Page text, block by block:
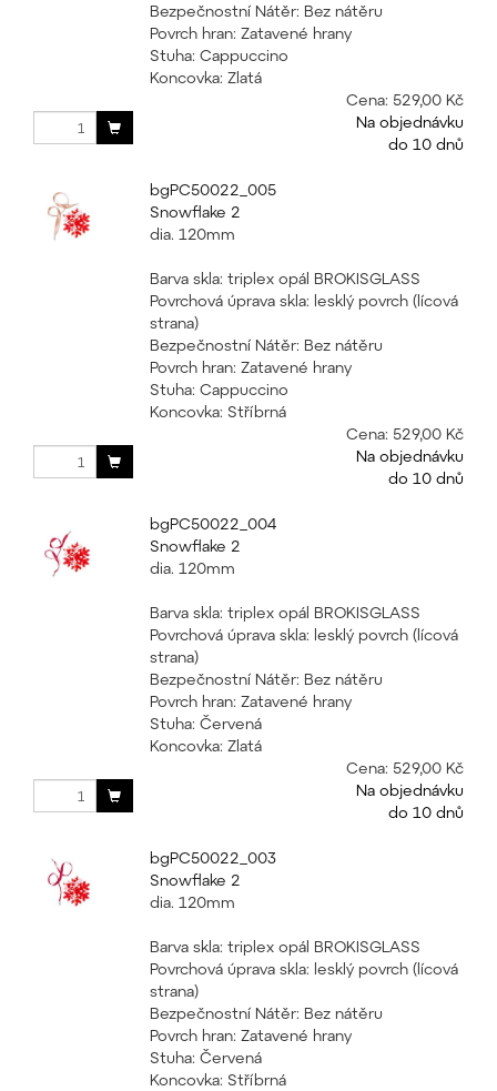
Bezpečnostní Nátěr: Bez nátěru
Povrch hran: Zatavené hrany
Stuha: Cappuccino
Koncovka: Zlatá
Cena: 529,00 Kč
Na objednávku
do 10 dnů
bgPC50022_005
Snowflake 2
dia. 120mm
Barva skla: triplex opál BROKISGLASS
Povrchová úprava skla: lesklý povrch (lícová
strana)
Bezpečnostní Nátěr: Bez nátěru
Povrch hran: Zatavené hrany
Stuha: Cappuccino
Koncovka: Stříbrná
Cena: 529,00 Kč
Na objednávku
do 10 dnů
bgPC50022_004
Snowflake 2
dia. 120mm
Barva skla: triplex opál BROKISGLASS
Povrchová úprava skla: lesklý povrch (lícová
strana)
Bezpečnostní Nátěr: Bez nátěru
Povrch hran: Zatavené hrany
Stuha: Červená
Koncovka: Zlatá
Cena: 529,00 Kč
Na objednávku
do 10 dnů
bgPC50022_003
Snowflake 2
dia. 120mm
Barva skla: triplex opál BROKISGLASS
Povrchová úprava skla: lesklý povrch (lícová
strana)
Bezpečnostní Nátěr: Bez nátěru
Povrch hran: Zatavené hrany
Stuha: Červená
Koncovka: Stříbrná